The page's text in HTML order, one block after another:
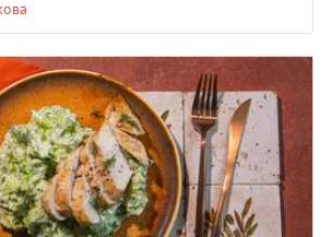
варить ее кудрявые ярко-зеленые